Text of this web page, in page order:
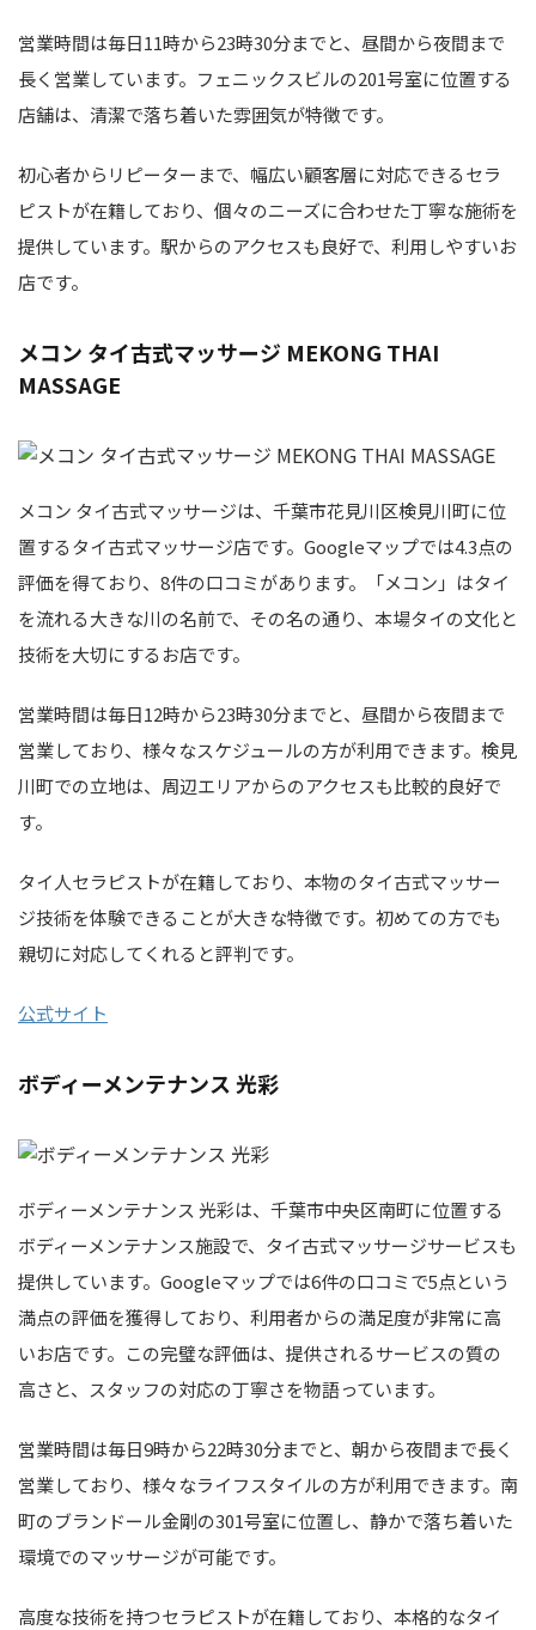
営業時間は毎日11時から23時30分までと、昼間から夜間まで
長く営業しています。フェニックスビルの201号室に位置する
店舗は、清潔で落ち着いた雰囲気が特徴です。
初心者からリピーターまで、幅広い顧客層に対応できるセラ
ピストが在籍しており、個々のニーズに合わせた丁寧な施術を
提供しています。駅からのアクセスも良好で、利用しやすいお
店です。
メコン タイ古式マッサージ MEKONG THAI
MASSAGE
メコン タイ古式マッサージは、千葉市花見川区検見川町に位
置するタイ古式マッサージ店です。Googleマップでは4.3点の
評価を得ており、8件の口コミがあります。「メコン」はタイ
を流れる大きな川の名前で、その名の通り、本場タイの文化と
技術を大切にするお店です。
営業時間は毎日12時から23時30分までと、昼間から夜間まで
営業しており、様々なスケジュールの方が利用できます。検見
川町での立地は、周辺エリアからのアクセスも比較的良好で
す。
タイ人セラピストが在籍しており、本物のタイ古式マッサー
ジ技術を体験できることが大きな特徴です。初めての方でも
親切に対応してくれると評判です。
公式サイト
ボディーメンテナンス 光彩
ボディーメンテナンス 光彩は、千葉市中央区南町に位置する
ボディーメンテナンス施設で、タイ古式マッサージサービスも
提供しています。Googleマップでは6件の口コミで5点という
満点の評価を獲得しており、利用者からの満足度が非常に高
いお店です。この完璧な評価は、提供されるサービスの質の
高さと、スタッフの対応の丁寧さを物語っています。
営業時間は毎日9時から22時30分までと、朝から夜間まで長く
営業しており、様々なライフスタイルの方が利用できます。南
町のブランドール金剛の301号室に位置し、静かで落ち着いた
環境でのマッサージが可能です。
高度な技術を持つセラピストが在籍しており、本格的なタイ